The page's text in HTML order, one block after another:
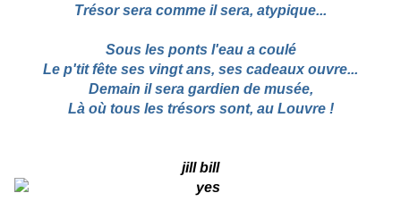
Trésor sera comme il sera, atypique...
Sous les ponts l'eau a coulé
Le p'tit fête ses vingt ans, ses cadeaux ouvre...
Demain il sera gardien de musée,
Là où tous les trésors sont, au Louvre !
jill bill